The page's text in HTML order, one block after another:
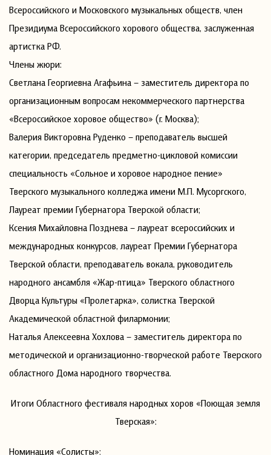
Всероссийского и Московского музыкальных обществ, член
Президиума Всероссийского хорового общества, заслуженная
артистка РФ.
Члены жюри:
Светлана Георгиевна Агафьина – заместитель директора по
организационным вопросам некоммерческого партнерства
«Всероссийское хоровое общество» (г. Москва);
Валерия Викторовна Руденко – преподаватель высшей
категории, председатель предметно-цикловой комиссии
специальность «Сольное и хоровое народное пение»
Тверского музыкального колледжа имени М.П. Мусоргского,
Лауреат премии Губернатора Тверской области;
Ксения Михайловна Позднева – лауреат всероссийских и
международных конкурсов, лауреат Премии Губернатора
Тверской области, преподаватель вокала, руководитель
народного ансамбля «Жар-птица» Тверского областного
Дворца Культуры «Пролетарка», солистка Тверской
Академической областной филармонии;
Наталья Алексеевна Хохлова – заместитель директора по
методической и организационно-творческой работе Тверского
областного Дома народного творчества.
Итоги Областного фестиваля народных хоров «Поющая земля
Тверская»:
Номинация «Солисты»: